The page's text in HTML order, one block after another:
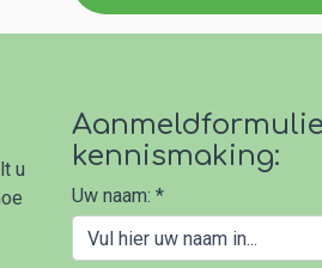
u
kennismaking:
Uw naam: *